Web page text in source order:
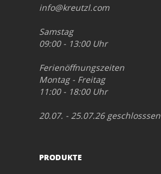
info@kreutzl.com
Samstag
09:00 - 13:00 Uhr
Ferienöffnungszeiten
Montag - Freitag
11:00 - 18:00 Uhr
20.07. - 25.07.26 geschlosssen
PRODUKTE